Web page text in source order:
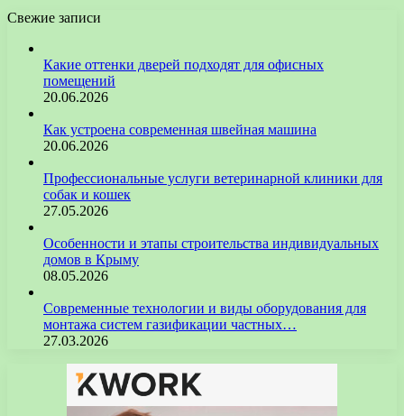
Свежие записи
Какие оттенки дверей подходят для офисных
помещений
20.06.2026
Как устроена современная швейная машина
20.06.2026
Профессиональные услуги ветеринарной клиники для
собак и кошек
27.05.2026
Особенности и этапы строительства индивидуальных
домов в Крыму
08.05.2026
Современные технологии и виды оборудования для
монтажа систем газификации частных…
27.03.2026